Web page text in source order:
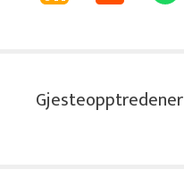
Gjesteopptredener